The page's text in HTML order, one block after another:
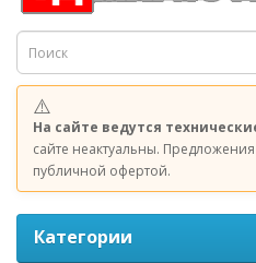
⚠️
На сайте ведутся
сайте неактуальны.
публичной офертой.
Категории